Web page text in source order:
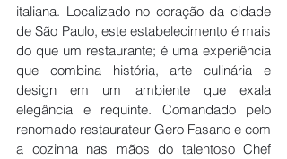
italiana. Localizado no coração da cidade
de São Paulo, este estabelecimento é mais
do que um restaurante; é uma experiência
que combina história, arte culinária e
design em um ambiente que exala
elegância e requinte. Comandado pelo
renomado restaurateur Gero Fasano e com
a cozinha nas mãos do talentoso Chef